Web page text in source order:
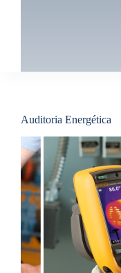
Auditoria Energética